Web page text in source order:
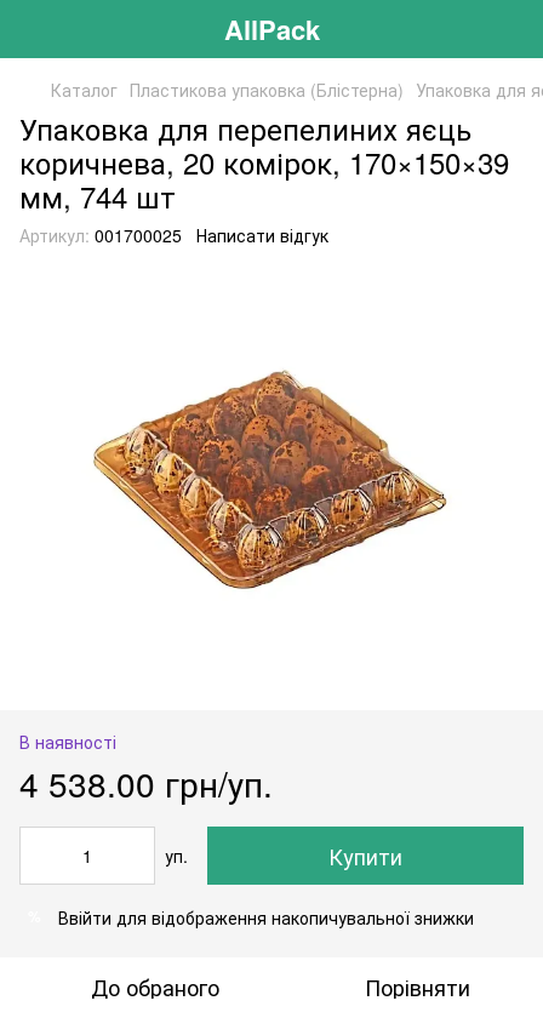
AllPack
Каталог Пластикова упаковка (Блістерна) Упаковка для
Упаковка для перепелиних яєць
коричнева, 20 комірок, 170×150×39
мм, 744 шт
Артикул: 001700025 Написати відгук
В наявності
4 538.00 грн/уп.
уп. Купити
Ввійти для відображення накопичувальної знижки
До обраного Порівняти